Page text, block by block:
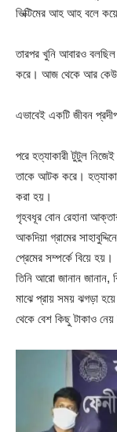
ভিক্টিমের আহ আহ বলে
তারপর খুনি আবারও
করে। আজ থেকে আর কেউ
এভাবেই একটি জীবন
পরে হত্যাকারী টুটুল
তাকে আটক করে।
করা হয়।
গৃহবধূর বোন রেহানা
আকদিয়া গ্রামের
প্রেমের সম্পর্কে বিয়ে হয়।
তিনি আরো জানান জানান,
মাঝে প্রায় সময় ঝগড়া
থেকে বেশ কিছু টাকাও